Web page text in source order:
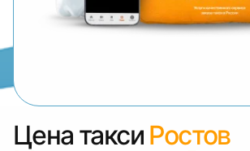
Цена такси Ростов